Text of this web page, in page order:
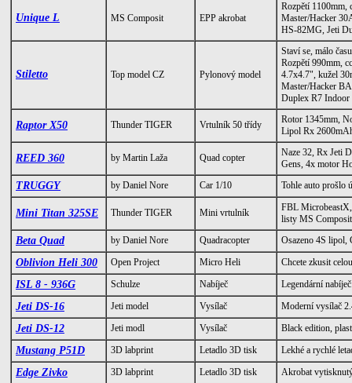
Unique L MS Composit EPP akrobat
Rozpětí 1100mm,
Master/Hacker
HS-82MG, Jeti
Stiletto Top model CZ Pylonový model
Staví se, málo
Rozpětí 990mm,
4.7x4.7", kužel
Master/Hacker
Duplex R7 Indoor
Raptor X50 Thunder TIGER Vrtulník 50 třídy
Rotor 1345mm,
Lipol Rx
REED 360 by Martin Laža Quad copter
Naze 32, Rx Jeti
Gens, 4x motor
TRUGGY by Daniel Nore Car 1/10 Tohle auto prošlo
Mini Titan 325SE Thunder TIGER Mini vrtulník
FBL
listy MS
Beta Quad by Daniel Nore Quadracopter Osazeno 4S lipol,
Oblivion Heli 300 Open Project Micro Heli Chcete zkusit
ISL 8 - 936G Schulze Nabíječ Legendární
Jeti DS-16 Jeti model Vysílač Moderní vysílač
Jeti DS-12 Jeti modl Vysílač Black edition,
Mustang P51D 3D labprint Letadlo 3D tisk Lekhé a rychlé
Edge Zivko 3D labprint Letadlo 3D tisk Akrobat